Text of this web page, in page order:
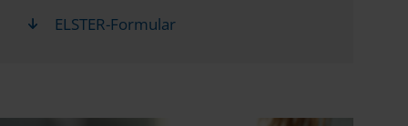
ELSTER-Formular